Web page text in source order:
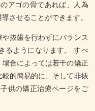
アゴの骨であれば、人為
させることができます。
抜歯を行わずにバランス
るようになります。 すべ
合によっては若干の矯正
的簡易的に、そして非抜
供の矯正治療ページをご